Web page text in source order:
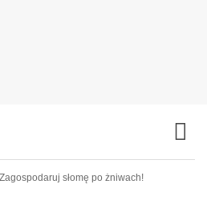
Zagospodaruj słomę po żniwach!